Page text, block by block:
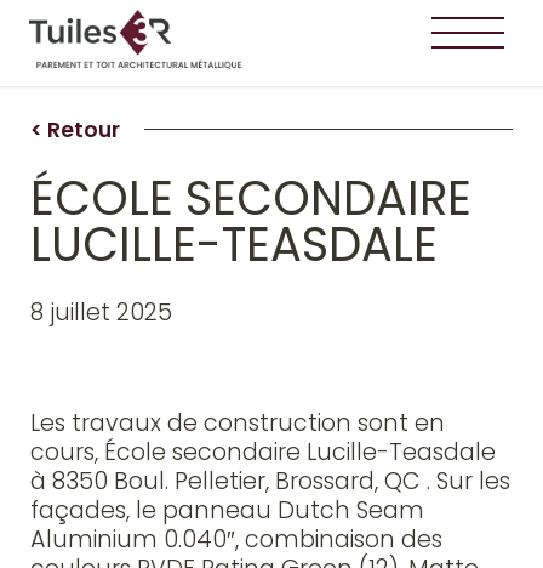
< Retour
ÉCOLE SECONDAIRE
LUCILLE-TEASDALE
8 juillet 2025
Les travaux de construction sont en
cours, École secondaire Lucille-Teasdale
à 8350 Boul. Pelletier, Brossard, QC . Sur les
façades, le panneau Dutch Seam
Aluminium 0.040″, combinaison des